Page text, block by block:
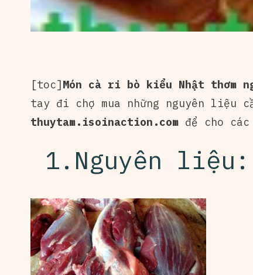
[toc]Món cà ri bò kiểu Nhật thơm
tay đi chợ mua những nguyên liệu
thuytam.isoinaction.com để cho các
1.Nguyên liệu: